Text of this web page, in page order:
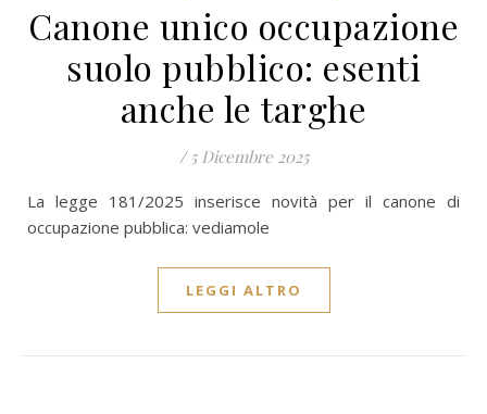
Canone unico occupazione
suolo pubblico: esenti
anche le targhe
/ 5 Dicembre 2025
La legge 181/2025 inserisce novità per il canone di
occupazione pubblica: vediamole
LEGGI ALTRO